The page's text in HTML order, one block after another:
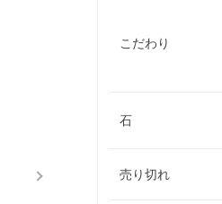
こだわり
石
売り切れ